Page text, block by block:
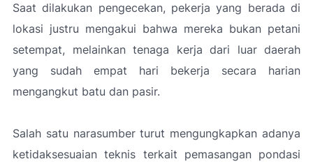
Saat dilakukan pengecekan, pekerja yang berada di
lokasi justru mengakui bahwa mereka bukan petani
setempat, melainkan tenaga kerja dari luar daerah
yang sudah empat hari bekerja secara harian
mengangkut batu dan pasir.
Salah satu narasumber turut mengungkapkan adanya
ketidaksesuaian teknis terkait pemasangan pondasi